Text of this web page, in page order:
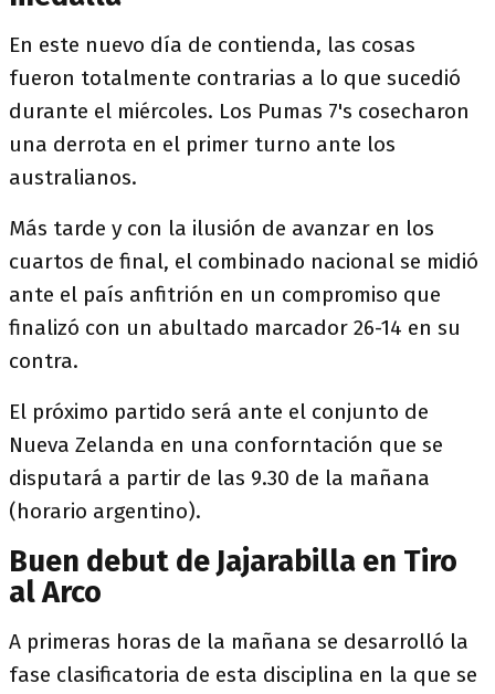
En este nuevo día de contienda, las cosas
fueron totalmente contrarias a lo que sucedió
durante el miércoles. Los Pumas 7's cosecharon
una derrota en el primer turno ante los
australianos.
Más tarde y con la ilusión de avanzar en los
cuartos de final, el combinado nacional se midió
ante el país anfitrión en un compromiso que
finalizó con un abultado marcador 26-14 en su
contra.
El próximo partido será ante el conjunto de
Nueva Zelanda en una conforntación que se
disputará a partir de las 9.30 de la mañana
(horario argentino).
Buen debut de Jajarabilla en Tiro
al Arco
A primeras horas de la mañana se desarrolló la
fase clasificatoria de esta disciplina en la que se